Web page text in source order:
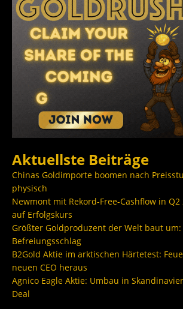
Aktuellste Beiträge
Chinas Goldimporte boomen nach
physisch
Newmont mit Rekord-Free-Cashflow in
auf Erfolgskurs
Größter Goldproduzent der Welt baut
Befreiungsschlag
B2Gold Aktie im arktischen Härtetest:
neuen CEO heraus
Agnico Eagle Aktie: Umbau in
Deal